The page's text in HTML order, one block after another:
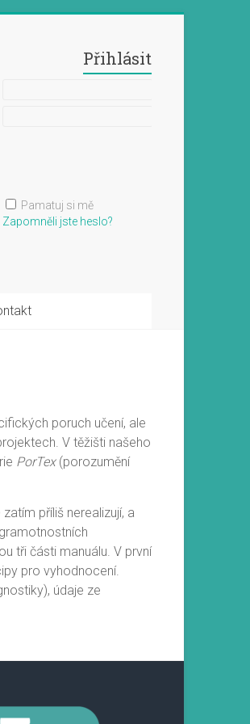
Přihlásit
Pamatuj si mě
Zapomněli jste heslo?
poruch učení, ale
V těžišti našeho
PorTex (porozumění
příliš nerealizují, a
tři části manuálu. V první
pro vyhodnocení.
údaje ze